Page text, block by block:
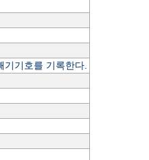
기기호를 기록한다.